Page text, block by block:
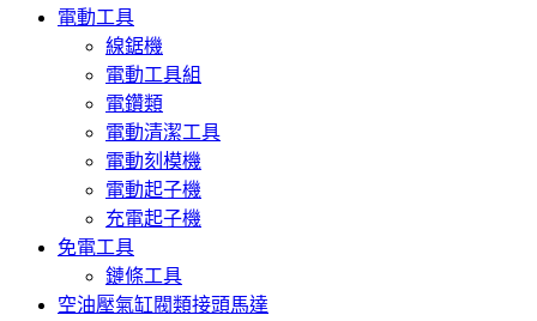
電動工具
線鋸機
電動工具組
電鑽類
電動清潔工具
電動刻模機
電動起子機
充電起子機
免電工具
鏈條工具
空油壓氣缸閥類接頭馬達